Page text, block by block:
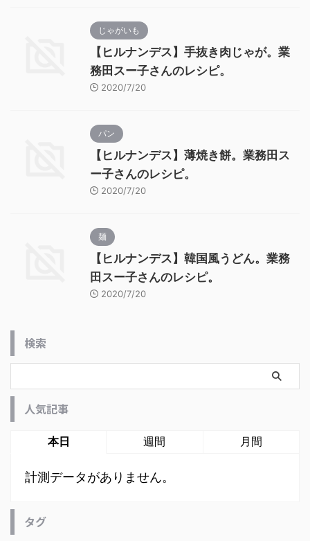
じゃがいも
【ヒルナンデス】手抜き肉じゃが。業
務田スー子さんのレシピ。
2020/7/20
パン
【ヒルナンデス】薄焼き餅。業務田ス
ー子さんのレシピ。
2020/7/20
麺
【ヒルナンデス】韓国風うどん。業務
田スー子さんのレシピ。
2020/7/20
検索
人気記事
本日 週間 月間
計測データがありません。
タグ